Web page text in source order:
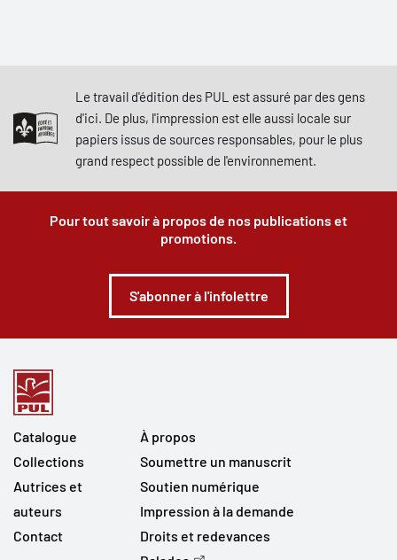
Le travail d'édition des PUL est assuré par des gens
d'ici. De plus, l'impression est elle aussi locale sur
papiers issus de sources responsables, pour le plus
grand respect possible de l'environnement.
Pour tout savoir à propos de nos publications et
promotions.
S'abonner à l'infolettre
Catalogue
Collections
Autrices et
auteurs
Contact
À propos
Soumettre un manuscrit
Soutien numérique
Impression à la demande
Droits et redevances